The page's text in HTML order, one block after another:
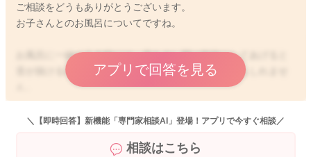
ご相談をどうもありがとうございます。
お子さんとのお風呂についてですね。
お風呂に一緒に入る時には、扉を少し開け気味にしてあげると
音が抜けるので聞こえ方が変わり、反応も変わるかもしれませ
水圧を少し弱めにされると良いですよ。
感じるようになっていることもあると思います。
アプリで回答を見る
＼【即時回答】新機能「専門家相談AI」登場！アプリで今すぐ相談／
相談はこちら